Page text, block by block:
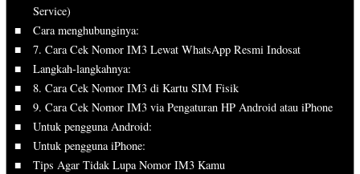
Service)
Cara menghubunginya:
7. Cara Cek Nomor IM3 Lewat WhatsApp Resmi Indosat
Langkah-langkahnya:
8. Cara Cek Nomor IM3 di Kartu SIM Fisik
9. Cara Cek Nomor IM3 via Pengaturan HP Android atau iPhone
Untuk pengguna Android:
Untuk pengguna iPhone:
Tips Agar Tidak Lupa Nomor IM3 Kamu